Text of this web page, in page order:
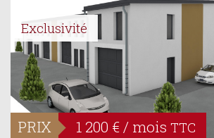
Exclusivité
PRIX 1 200 € / moisTTC